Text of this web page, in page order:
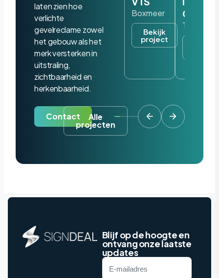
laten zien hoe
verlichte
gevelreclame zowel
het gebouw als het
merk versterken in
uitstraling,
zichtbaarheid en
herkenbaarheid.
Contact Alle
projecten
Boxmeer
Bekijk
project
Tilburg
Blijf op de hoogte en
ontvang onze laatste
updates